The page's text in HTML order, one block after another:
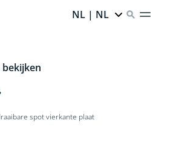
NL | NL
spot vierkante plaat